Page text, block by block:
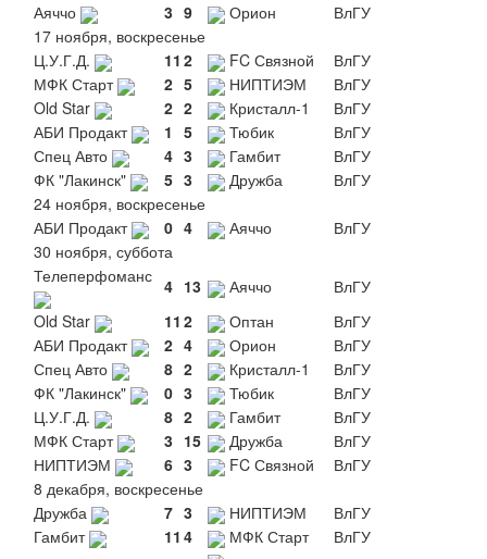
Аяччо
3 9 Орион
ВлГУ
17 ноября, воскресенье
Ц.У.Г.Д.
11 2 FC Связной
ВлГУ
МФК Старт
2 5 НИПТИЭМ
ВлГУ
Old Star
2 2 Кристалл-1
ВлГУ
АБИ Продакт
1 5 Тюбик
ВлГУ
Спец Авто
4 3 Гамбит
ВлГУ
ФК "Лакинск"
5 3 Дружба
ВлГУ
24 ноября, воскресенье
АБИ Продакт
0 4 Аяччо
ВлГУ
30 ноября, суббота
Телеперфоманс 4 13 Аяччо
ВлГУ
Old Star
11 2 Оптан
ВлГУ
АБИ Продакт
2 4 Орион
ВлГУ
Спец Авто
8 2 Кристалл-1
ВлГУ
ФК "Лакинск"
0 3 Тюбик
ВлГУ
Ц.У.Г.Д.
8 2 Гамбит
ВлГУ
МФК Старт
3 15 Дружба
ВлГУ
НИПТИЭМ
6 3 FC Связной
ВлГУ
8 декабря, воскресенье
Дружба
7 3 НИПТИЭМ
ВлГУ
Гамбит
11 4 МФК Старт
ВлГУ